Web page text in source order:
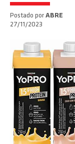
Postado por ABRE
27/11/2023